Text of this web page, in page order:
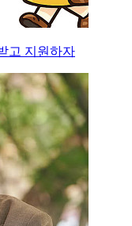
고 지원하자